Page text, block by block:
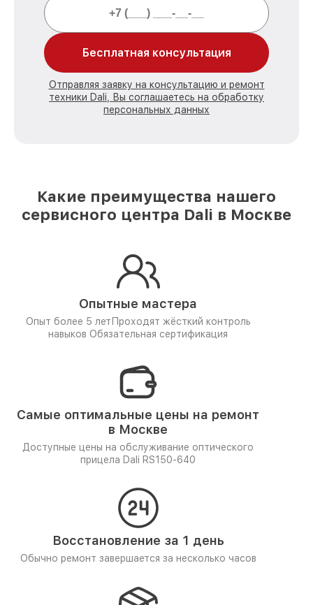
Бесплатная консультация
Отправляя заявку на консультацию и ремонт
техники Dali, Вы соглашаетесь на обработку
персональных данных
Какие преимущества нашего
сервисного центра Dali в Москве
Опытные мастера
Опыт более 5 лет Проходят жёсткий контроль
навыков Обязательная сертификация
Самые оптимальные цены на ремонт
в Москве
Доступные цены на обслуживание оптического
прицела Dali RS150-640
Восстановление за 1 день
Обычно ремонт завершается за несколько часов